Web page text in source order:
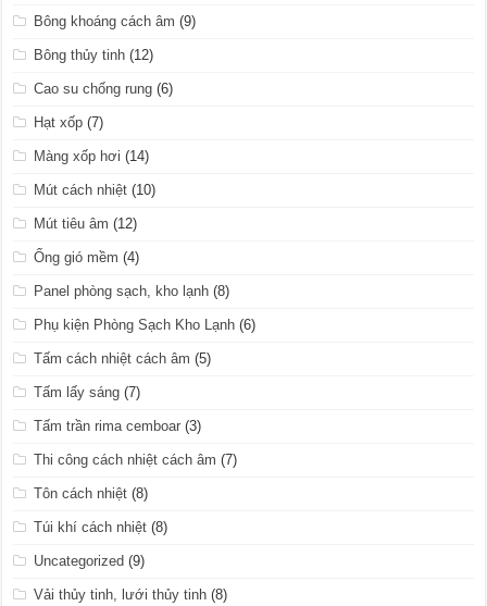
Bông khoáng cách âm (9)
Bông thủy tinh (12)
Cao su chống rung (6)
Hạt xốp (7)
Màng xốp hơi (14)
Mút cách nhiệt (10)
Mút tiêu âm (12)
Ống gió mềm (4)
Panel phòng sạch, kho lạnh (8)
Phụ kiện Phòng Sạch Kho Lạnh (6)
Tấm cách nhiệt cách âm (5)
Tấm lấy sáng (7)
Tấm trần rima cemboar (3)
Thi công cách nhiệt cách âm (7)
Tôn cách nhiệt (8)
Túi khí cách nhiệt (8)
Uncategorized (9)
Vải thủy tinh, lưới thủy tinh (8)